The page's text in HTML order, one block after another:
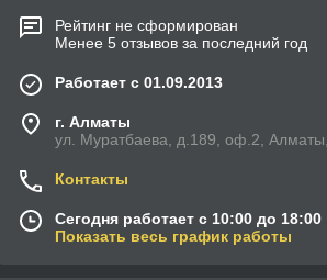
Рейтинг не сформирован
Менее 5 отзывов за последний год
Работает с 01.09.2013
г. Алматы
ул. Муратбаева, д.189, оф.2, Алматы,
Контакты
Сегодня работает с 10:00 до 18:00
Показать весь график работы